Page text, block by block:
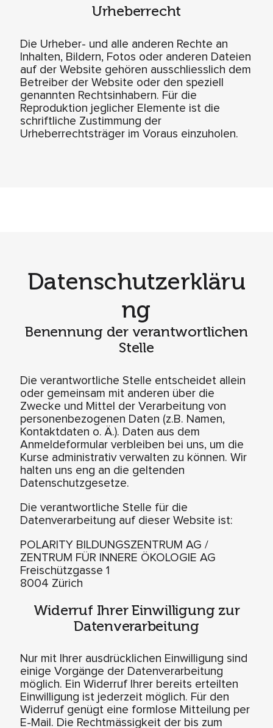
Urheberrecht
Die Urheber- und alle anderen Rechte an
Inhalten, Bildern, Fotos oder anderen Dateien
auf der Website gehören ausschliesslich dem
Betreiber der Website oder den speziell
genannten Rechtsinhabern. Für die
Reproduktion jeglicher Elemente ist die
schriftliche Zustimmung der
Urheberrechtsträger im Voraus einzuholen.
Datenschutzerkläru
ng
Benennung der verantwortlichen
Stelle
Die verantwortliche Stelle entscheidet allein
oder gemeinsam mit anderen über die
Zwecke und Mittel der Verarbeitung von
personenbezogenen Daten (z.B. Namen,
Kontaktdaten o. Ä.). Daten aus dem
Anmeldeformular verbleiben bei uns, um die
Kurse administrativ verwalten zu können. Wir
halten uns eng an die geltenden
Datenschutzgesetze.
Die verantwortliche Stelle für die
Datenverarbeitung auf dieser Website ist:
POLARITY BILDUNGSZENTRUM AG /
ZENTRUM FÜR INNERE ÖKOLOGIE AG
Freischützgasse 1
8004 Zürich
Widerruf Ihrer Einwilligung zur
Datenverarbeitung
Nur mit Ihrer ausdrücklichen Einwilligung sind
einige Vorgänge der Datenverarbeitung
möglich. Ein Widerruf Ihrer bereits erteilten
Einwilligung ist jederzeit möglich. Für den
Widerruf genügt eine formlose Mitteilung per
E-Mail. Die Rechtmässigkeit der bis zum